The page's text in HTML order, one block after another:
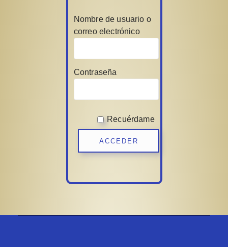
Nombre de usuario o
correo electrónico
Contraseña
Recuérdame